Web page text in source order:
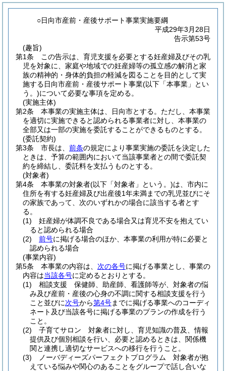
○日向市産前・産後サポート事業実施要綱
平成29年3月28日
告示第53号
(趣旨)
第1条
この告示は、育児支援を必要とする妊産婦及びその乳
児を対象に、家庭や地域での妊産婦等の孤立感の解消と家
族の精神的・身体的負担の軽減を図ることを目的として実
施する日向市産前・産後サポート事業(以下「本事業」とい
う。)について必要な事項を定める。
(実施主体)
第2条
本事業の実施主体は、日向市とする。 ただし、本事業
を適切に実施できると認められる事業者に対し、本事業の
全部又は一部の実施を委託することができるものとする。
(委託契約)
第3条
市長は、 前条の規定により事業実施の委託を決定した
ときは、予算の範囲内において当該事業者との間で委託契
約を締結し、委託料を支払うものとする。
(対象者)
第4条
本事業の対象者(以下「対象者」という。)は、市内に
住所を有する妊産婦及び出産後1年未満までの乳児並びにそ
の家族であって、次のいずれかの場合に該当する者とす
る。
(1)
妊産婦が体調不良である場合又は育児不安を抱えてい
ると認められる場合
(2)
前号に掲げる場合のほか、本事業の利用が特に必要と
認められる場合
(事業内容)
第5条
本事業の内容は、 次の各号に掲げる事業とし、事業の
内容は当該各号に定めるとおりとする。
(1)
相談支援 保健師、助産師、看護師等が、対象者の悩
み及び産前・産後の心身の不調に関する相談支援を行う
こと並びに次号から第4号までに掲げる事業へのコーディ
ネート及び当該各号に掲げる事業のプランの作成を行う
こと。
(2)
子育てサロン 対象者に対し、育児知識の普及、情報
提供及び個別相談を行い、必要と認めるときは、関係機
関と連携し適切なサービスへの移行を行うこと。
(3)
ノーバディーズパーフェクトプログラム 対象者が抱
えている悩みや関心のあることをグループで話し合いな